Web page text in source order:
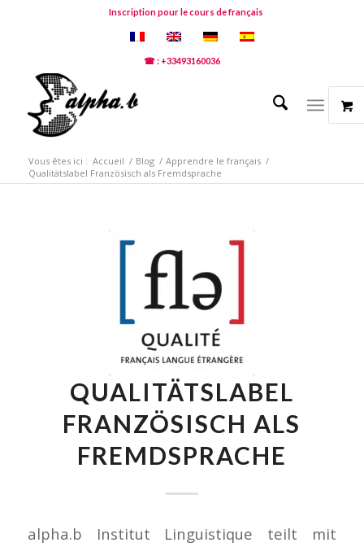
Inscription pour le cours de français
☎ : +33493160036
Vous êtes ici : Accueil / Blog / Apprendre le français /
Qualitätslabel Französisch als Fremdsprache
QUALITÄTSLABEL
FRANZÖSISCH ALS
FREMDSPRACHE
alpha.b Institut Linguistique teilt mit